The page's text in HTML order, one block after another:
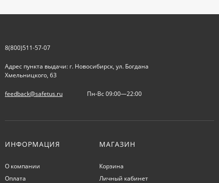
8(800)511-57-07
Адрес пункта выдачи: г. Новосибирск, ул. Богдана
Хмельницкого, 63
feedback@safetus.ru Пн-Вс 09:00—22:00
ИНФОРМАЦИЯ
О компании
Оплата
МАГАЗИН
Корзина
Личный кабинет